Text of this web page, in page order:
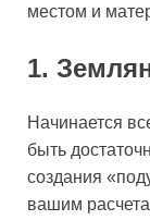
местом и
1.
Начинается
быть
создания
вашим